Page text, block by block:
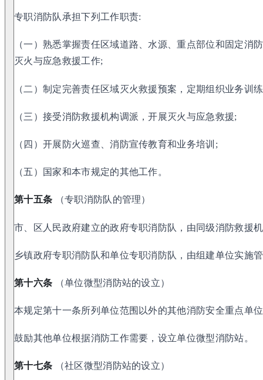
专职消防队承担下列工作职责:
（一）熟悉掌握责任区域道路、水源、重点部位和固定消
灭火与应急救援工作;
（二）制定完善责任区域灭火救援预案，定期组织业务训
（三）接受消防救援机构调派，开展灭火与应急救援;
（四）开展防火巡查、消防宣传教育和业务培训;
（五）国家和本市规定的其他工作。
第十五条 （专职消防队的管理）
市、区人民政府建立的政府专职消防队，由同级消防救援
乡镇政府专职消防队和单位专职消防队，由组建单位实施
第十六条 （单位微型消防站的设立）
本规定第十一条所列单位范围以外的其他消防安全重点单
鼓励其他单位根据消防工作需要，设立单位微型消防站。
第十七条 （社区微型消防站的设立）